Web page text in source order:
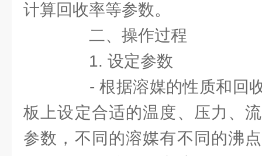
计算回收率等参数。
二、操作过程
1. 设定参数
- 根据溶媒的性质和回收
板上设定合适的温度、压力、
参数，不同的溶媒有不同的沸